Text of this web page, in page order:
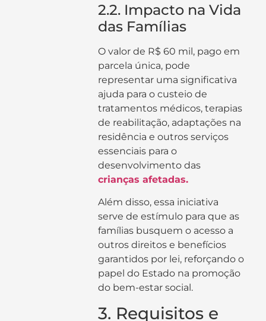
2.2. Impacto na Vida
das Famílias
O valor de R$ 60 mil, pago em
parcela única, pode
representar uma significativa
ajuda para o custeio de
tratamentos médicos, terapias
de reabilitação, adaptações na
residência e outros serviços
essenciais para o
desenvolvimento das
crianças afetadas.
Além disso, essa iniciativa
serve de estímulo para que as
famílias busquem o acesso a
outros direitos e benefícios
garantidos por lei, reforçando o
papel do Estado na promoção
do bem-estar social.
3. Requisitos e